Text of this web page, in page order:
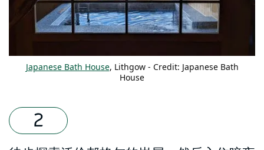
Japanese Bath House, Lithgow - Credit: Japanese Bath
House